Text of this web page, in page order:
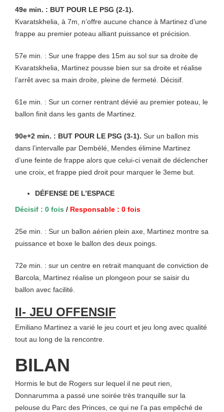
49e min. : BUT POUR LE PSG (2-1).
Kvaratskhelia, à 7m, n’offre aucune chance à Martinez d’une
frappe au premier poteau alliant puissance et précision.
57e min. : Sur une frappe des 15m au sol sur sa droite de
Kvaratskhelia, Martinez pousse bien sur sa droite et réalise
l’arrêt avec sa main droite, pleine de fermeté. Décisif.
61e min. : Sur un corner rentrant dévié au premier poteau, le
ballon finit dans les gants de Martinez.
90e+2 min. : BUT POUR LE PSG (3-1). Sur un ballon mis
dans l’intervalle par Dembélé, Mendes élimine Martinez
d’une feinte de frappe alors que celui-ci venait de déclencher
une croix, et frappe pied droit pour marquer le 3eme but.
DÉFENSE DE L’ESPACE
Décisif : 0 fois / Responsable : 0 fois
25e min. : Sur un ballon aérien plein axe, Martinez montre sa
puissance et boxe le ballon des deux poings.
72e min. : sur un centre en retrait manquant de conviction de
Barcola, Martinez réalise un plongeon pour se saisir du
ballon avec facilité.
II- JEU OFFENSIF
Emiliano Martinez a varié le jeu court et jeu long avec qualité
tout au long de la rencontre.
BILAN
Hormis le but de Rogers sur lequel il ne peut rien,
Donnarumma a passé une soirée très tranquille sur la
pelouse du Parc des Princes, ce qui ne l’a pas empêché de